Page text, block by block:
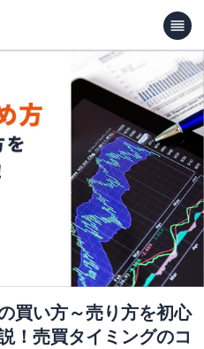
買い方～売り方を初心
！売買タイミングのコ